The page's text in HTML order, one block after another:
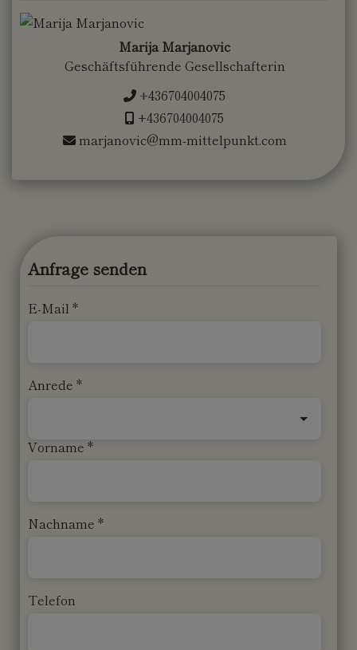
Marija Marjanovic
Geschäftsführende Gesellschafterin
+436704004075
+436704004075
marjanovic@mm-mittelpunkt.com
Anfrage senden
E-Mail
Anrede
Vorname
Nachname
Telefon